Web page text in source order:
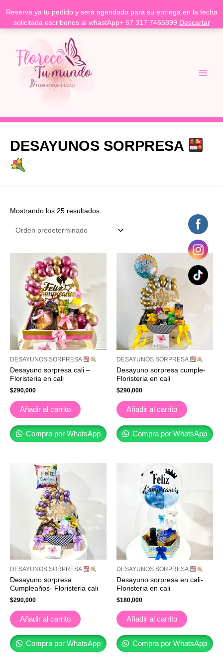
Reserva ya tu pedido y será agendado para su entrega en la fecha
solicitada escribenos al whastApp+ 57 317 7465899 Descartar
contenido
DESAYUNOS SORPRESA
Mostrando los 25 resultados
DESAYUNOS SORPRESA
Desayuno sorpresa cali –
Floristeria en cali
$290,000
Añadir al carrito
Compra por WhatsApp
DESAYUNOS SORPRESA
Desayuno sorpresa cumple-
Floristeria en cali
$290,000
Añadir al carrito
Compra por WhatsApp
DESAYUNOS SORPRESA
Desayuno sorpresa
Cumpleaños- Floristeria cali
$290,000
Añadir al carrito
Compra por WhatsApp
DESAYUNOS SORPRESA
Desayuno sorpresa en cali-
Floristeria en cali
$180,000
Añadir al carrito
Compra por WhatsApp